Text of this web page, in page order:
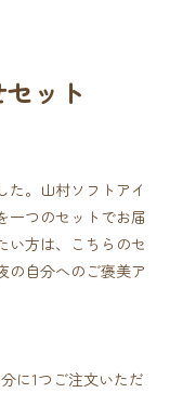
ット
た。山村ソフトアイ
一つのセットでお届
い方は、こちらのセ
の自分へのご褒美ア
に1つご注文いただ